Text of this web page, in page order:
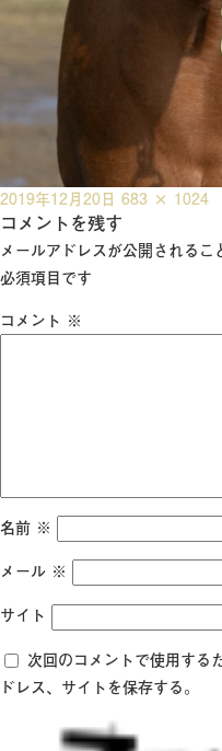
投
稿
日:
2019年12月20日 フ
ル
サ
683 × 1024
コメントを残す
メールアドレスが公開されるこ
必須項目です
コメント ※
名前 ※
メール ※
サイト
次回のコメントで使用する
ドレス、サイトを保存する。